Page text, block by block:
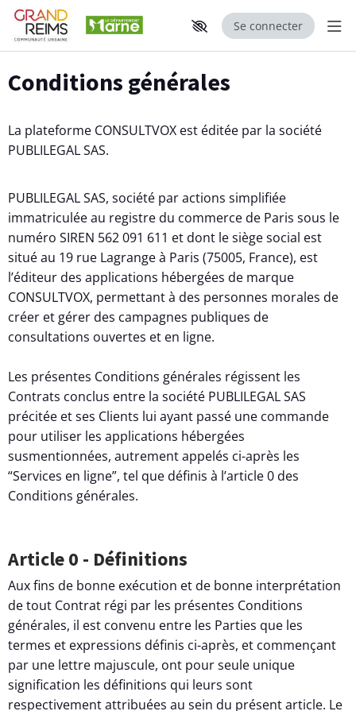
Aller au contenu principal
Paramètres d'accessibilité
Se connecter
Conditions générales
La plateforme CONSULTVOX est éditée par la société
PUBLILEGAL SAS.
PUBLILEGAL SAS, société par actions simplifiée
immatriculée au registre du commerce de Paris sous le
numéro SIREN 562 091 611 et dont le siège social est
situé au 19 rue Lagrange à Paris (75005, France), est
l’éditeur des applications hébergées de marque
CONSULTVOX, permettant à des personnes morales de
créer et gérer des campagnes publiques de
consultations ouvertes et en ligne.
Les présentes Conditions générales régissent les
Contrats conclus entre la société PUBLILEGAL SAS
précitée et ses Clients lui ayant passé une commande
pour utiliser les applications hébergées
susmentionnées, autrement appelés ci-après les
“Services en ligne”, tel que définis à l’article 0 des
Conditions générales.
Article 0 - Définitions
Aux fins de bonne exécution et de bonne interprétation
de tout Contrat régi par les présentes Conditions
générales, il est convenu entre les Parties que les
termes et expressions définis ci-après, et commençant
par une lettre majuscule, ont pour seule unique
signification les définitions qui leurs sont
respectivement attribuées au sein du présent article. Le